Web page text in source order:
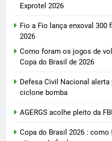
Exprotel 2026
Fio a Fio lança enxoval 300
2026
Como foram os jogos de
Copa do Brasil de 2026
Defesa Civil Nacional
ciclone bomba
AGERGS acolhe pleito da
Copa do Brasil 2026 :